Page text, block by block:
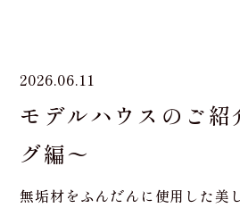
2026.06.11
モデルハウスのご
グ編〜
無垢材をふんだんに使用した美